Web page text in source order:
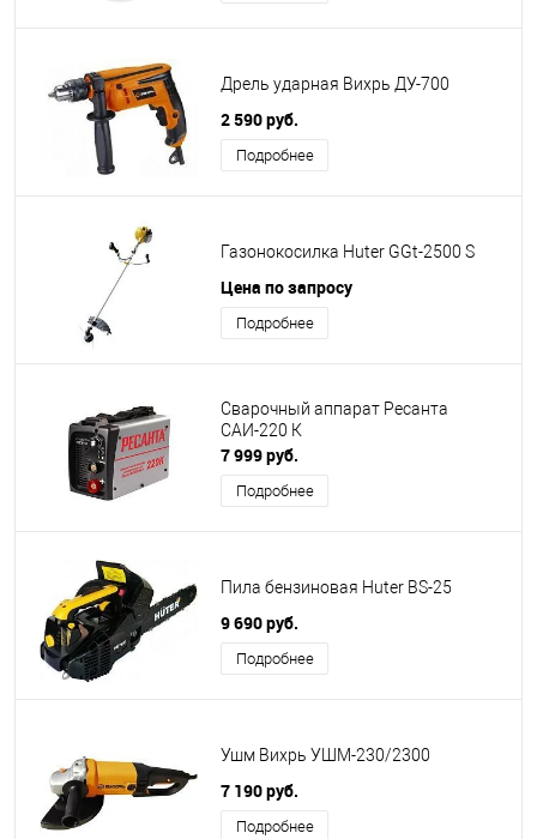
Дрель ударная Вихрь ДУ-700
2 590 руб.
Подробнее
Газонокосилка Huter GGt-2500 S
Цена по запросу
Подробнее
Сварочный аппарат Ресанта
САИ-220 К
7 999 руб.
Подробнее
Пила бензиновая Huter BS-25
9 690 руб.
Подробнее
Ушм Вихрь УШМ-230/2300
7 190 руб.
Подробнее